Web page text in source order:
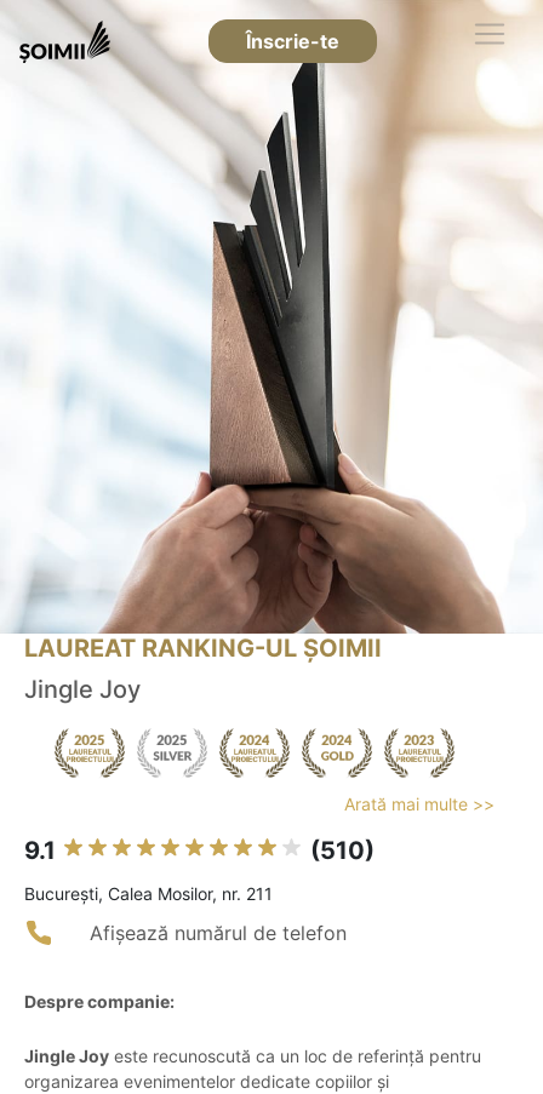
Înscrie-te
LAUREAT RANKING-UL ȘOIMII
Jingle Joy
Arată mai multe >>
9.1 (510)
Bucureşti, Calea Mosilor, nr. 211
Afișează numărul de telefon
Despre companie:
Jingle Joy este recunoscută ca un loc de referință pentru
organizarea evenimentelor dedicate copiilor și